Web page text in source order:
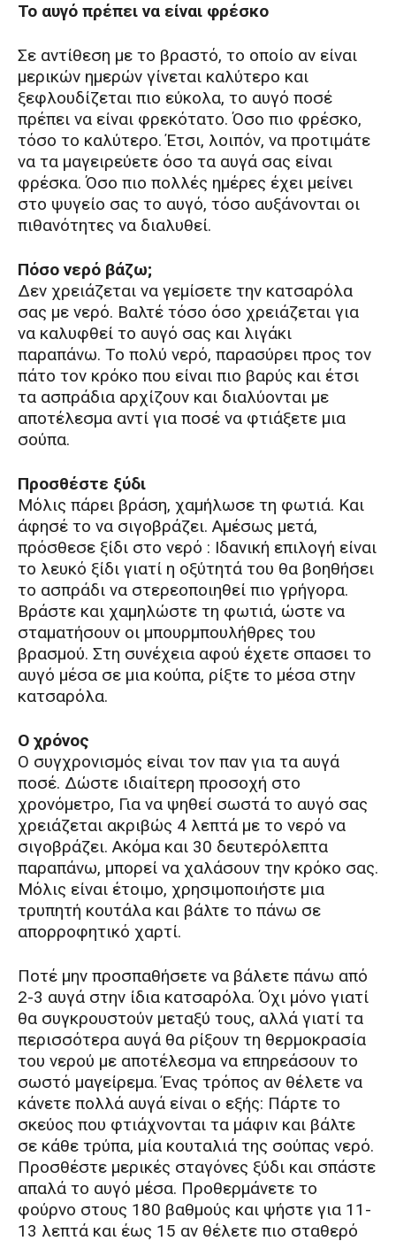
Το αυγό πρέπει να είναι φρέσκο
Σε αντίθεση με το βραστό, το οποίο αν είναι
μερικών ημερών γίνεται καλύτερο και
ξεφλουδίζεται πιο εύκολα, το αυγό ποσέ
πρέπει να είναι φρεκότατο. Όσο πιο φρέσκο,
τόσο το καλύτερο. Έτσι, λοιπόν, να προτιμάτε
να τα μαγειρεύετε όσο τα αυγά σας είναι
φρέσκα. Όσο πιο πολλές ημέρες έχει μείνει
στο ψυγείο σας το αυγό, τόσο αυξάνονται οι
πιθανότητες να διαλυθεί.
Πόσο νερό βάζω;
Δεν χρειάζεται να γεμίσετε την κατσαρόλα
σας με νερό. Βαλτέ τόσο όσο χρειάζεται για
να καλυφθεί το αυγό σας και λιγάκι
παραπάνω. Το πολύ νερό, παρασύρει προς τον
πάτο τον κρόκο που είναι πιο βαρύς και έτσι
τα ασπράδια αρχίζουν και διαλύονται με
αποτέλεσμα αντί για ποσέ να φτιάξετε μια
σούπα.
Προσθέστε ξύδι
Μόλις πάρει βράση, χαμήλωσε τη φωτιά. Και
άφησέ το να σιγοβράζει. Αμέσως μετά,
πρόσθεσε ξίδι στο νερό : Ιδανική επιλογή είναι
το λευκό ξίδι γιατί η οξύτητά του θα βοηθήσει
το ασπράδι να στερεοποιηθεί πιο γρήγορα.
Βράστε και χαμηλώστε τη φωτιά, ώστε να
σταματήσουν οι μπουρμπουλήθρες του
βρασμού. Στη συνέχεια αφού έχετε σπασει το
αυγό μέσα σε μια κούπα, ρίξτε το μέσα στην
κατσαρόλα.
Ο χρόνος
Ο συγχρονισμός είναι τον παν για τα αυγά
ποσέ. Δώστε ιδιαίτερη προσοχή στο
χρονόμετρο, Για να ψηθεί σωστά το αυγό σας
χρειάζεται ακριβώς 4 λεπτά με το νερό να
σιγοβράζει. Ακόμα και 30 δευτερόλεπτα
παραπάνω, μπορεί να χαλάσουν την κρόκο σας.
Μόλις είναι έτοιμο, χρησιμοποιήστε μια
τρυπητή κουτάλα και βάλτε το πάνω σε
απορροφητικό χαρτί.
Ποτέ μην προσπαθήσετε να βάλετε πάνω από
2-3 αυγά στην ίδια κατσαρόλα. Όχι μόνο γιατί
θα συγκρουστούν μεταξύ τους, αλλά γιατί τα
περισσότερα αυγά θα ρίξουν τη θερμοκρασία
του νερού με αποτέλεσμα να επηρεάσουν το
σωστό μαγείρεμα. Ένας τρόπος αν θέλετε να
κάνετε πολλά αυγά είναι ο εξής: Πάρτε το
σκεύος που φτιάχνονται τα μάφιν και βάλτε
σε κάθε τρύπα, μία κουταλιά της σούπας νερό.
Προσθέστε μερικές σταγόνες ξύδι και σπάστε
απαλά το αυγό μέσα. Προθερμάνετε το
φούρνο στους 180 βαθμούς και ψήστε για 11-
13 λεπτά και έως 15 αν θέλετε πιο σταθερό